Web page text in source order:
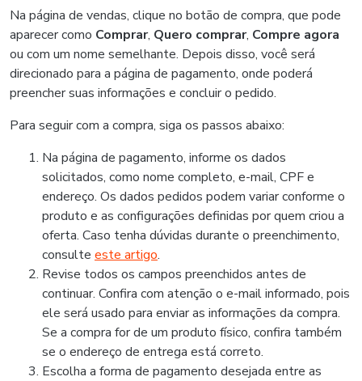
Na página de vendas, clique no botão de compra, que pode
aparecer como Comprar, Quero comprar, Compre agora
ou com um nome semelhante. Depois disso, você será
direcionado para a página de pagamento, onde poderá
preencher suas informações e concluir o pedido.
Para seguir com a compra, siga os passos abaixo:
Na página de pagamento, informe os dados
solicitados, como nome completo, e-mail, CPF e
endereço. Os dados pedidos podem variar conforme o
produto e as configurações definidas por quem criou a
oferta. Caso tenha dúvidas durante o preenchimento,
consulte este artigo.
Revise todos os campos preenchidos antes de
continuar. Confira com atenção o e-mail informado, pois
ele será usado para enviar as informações da compra.
Se a compra for de um produto físico, confira também
se o endereço de entrega está correto.
Escolha a forma de pagamento desejada entre as